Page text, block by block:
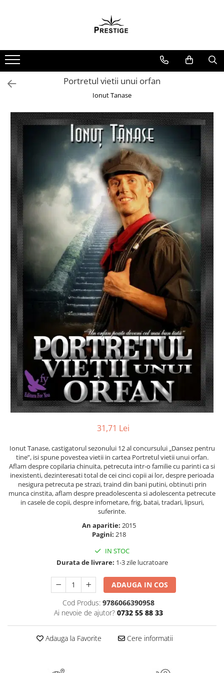
Noutati
Promotii
Pachete Speciale Carti
Arte Divinatorii
Astrologie
Chiromantie
Dezvoltare Spirituala
KidConnection
Minte Corp
New Illuminati Files
Numerologie
Paranormal
Parapsihologie
Ramtha
Audiobook
ReConnect
Religie
Crestinism
ScienceConnection
SelfConnect
SelfHealing
Vindecare Spirituala
Sanatate
Masaj
MedConnect
Medicina & Farmacie
Medicina Pentru Toti
Terapii Alternative
Biografii, Memorii, Jurnale
Carti pentru Adolescenti, Young
Portretul vietii unui orfan
Ionut Tanase
31,71 Lei
Ionut Tanase, castigatorul sezonului 12 al concursului „Dansez pentru
tine”, isi spune povestea vietii in cartea Portretul vietii unui orfan.
Aflam despre copilaria chinuita, petrecuta intr-o familie cu parinti ca si
inexistenti, dezinteresati total de cei cinci copii ai lor, despre perioada
nesigura petrecuta pe strazi, traind din bani putini, obtinuti prin
munca cinstita, aflam despre preadolescenta si adolescenta petrecute
in casele de copii, despre infometare, frig, batai, tradari, lipsuri,
suferinte.
An aparitie: 2015
Pagini: 218
IN STOC
Durata de livrare: 1-3 zile lucratoare
ADAUGA IN COS
Cod Produs: 9786066390958
Ai nevoie de ajutor? 0732 55 88 33
Adauga la Favorite Cere informatii